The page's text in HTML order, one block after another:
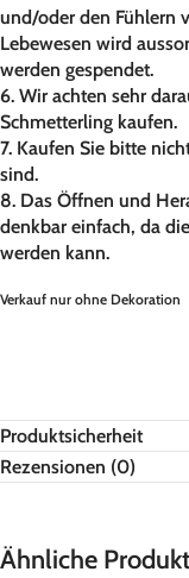
und/oder den Fühlern
Lebewesen wird
werden gespendet.
6. Wir achten sehr
Schmetterling kaufen.
7. Kaufen Sie bitte
sind.
8. Das Öffnen und
denkbar einfach, da
werden kann.
Verkauf nur ohne Dekoration
Produktsicherheit
Rezensionen (0)
Ähnliche